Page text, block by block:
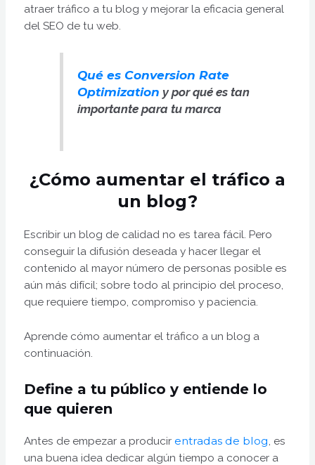
atraer tráfico a tu blog y mejorar la eficacia general
del SEO de tu web.
Qué es Conversion Rate
Optimization y por qué es tan
importante para tu marca
¿Cómo aumentar el tráfico a
un blog?
Escribir un blog de calidad no es tarea fácil. Pero
conseguir la difusión deseada y hacer llegar el
contenido al mayor número de personas posible es
aún más difícil; sobre todo al principio del proceso,
que requiere tiempo, compromiso y paciencia.
Aprende cómo aumentar el tráfico a un blog a
continuación.
Define a tu público y entiende lo
que quieren
Antes de empezar a producir entradas de blog, es
una buena idea dedicar algún tiempo a conocer a